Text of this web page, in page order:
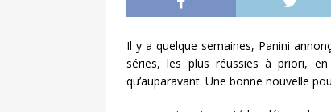
Il y a quelque semaines, Panini
séries, les plus réussies à priori,
qu’auparavant. Une bonne nouvelle